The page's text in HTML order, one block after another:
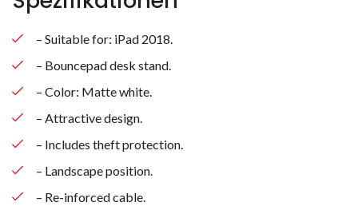
– Suitable for: iPad 2018.
– Bouncepad desk stand.
– Color: Matte white.
– Attractive design.
– Includes theft protection.
– Landscape position.
– Re-inforced cable.
Suche nach Produkten